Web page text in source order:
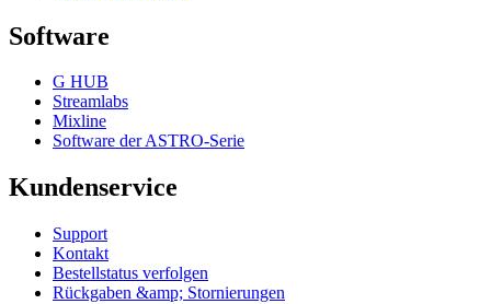
Software
G HUB
Streamlabs
Mixline
Software der ASTRO-Serie
Kundenservice
Support
Kontakt
Bestellstatus verfolgen
Rückgaben &amp; Stornierungen